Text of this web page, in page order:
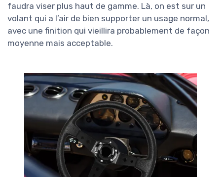
faudra viser plus haut de gamme. Là, on est sur un
volant qui a l’air de bien supporter un usage normal,
avec une finition qui vieillira probablement de façon
moyenne mais acceptable.